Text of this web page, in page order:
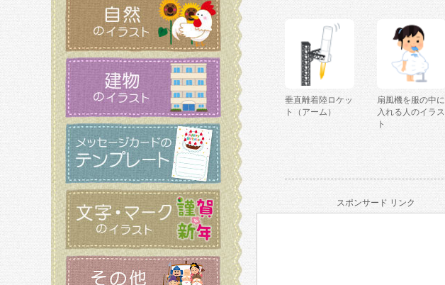
垂直離着陸ロケッ
ト（アーム）
扇風機を服の中に
入れる人のイラス
ト
スポンサード リンク